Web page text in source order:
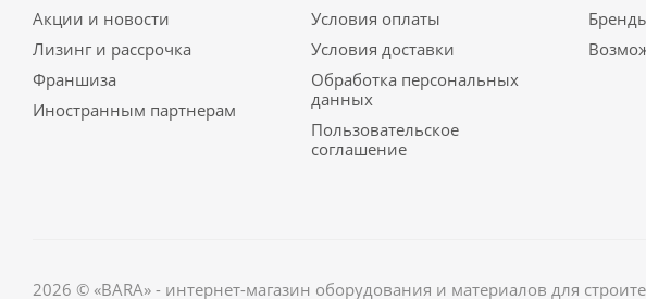
Акции и новости
Лизинг и рассрочка
Франшиза
Иностранным партнерам
Условия оплаты
Условия доставки
Обработка персональных
данных
Пользовательское
соглашение
2026 © «BARA» - интернет-магазин оборудования и материалов для